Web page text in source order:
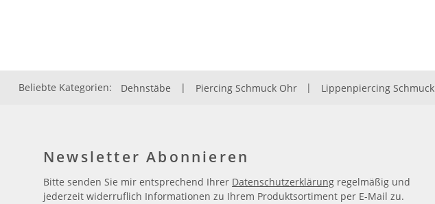
Beliebte Kategorien: Dehnstäbe | Piercing Schmuck Ohr | Lippenpiercing Schmuck
Newsletter Abonnieren
Bitte senden Sie mir entsprechend Ihrer Datenschutzerklärung regelmäßig und
jederzeit widerruflich Informationen zu Ihrem Produktsortiment per E-Mail zu.